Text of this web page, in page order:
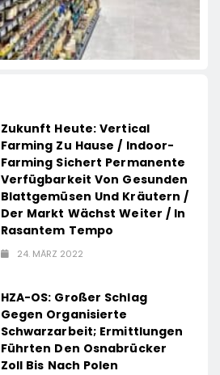
Zukunft Heute: Vertical
Farming Zu Hause / Indoor-
Farming Sichert Permanente
Verfügbarkeit Von Gesunden
Blattgemüsen Und Kräutern /
Der Markt Wächst Weiter / In
Rasantem Tempo
24. MÄRZ 2022
HZA-OS: Großer Schlag
Gegen Organisierte
Schwarzarbeit; Ermittlungen
Führten Den Osnabrücker
Zoll Bis Nach Polen